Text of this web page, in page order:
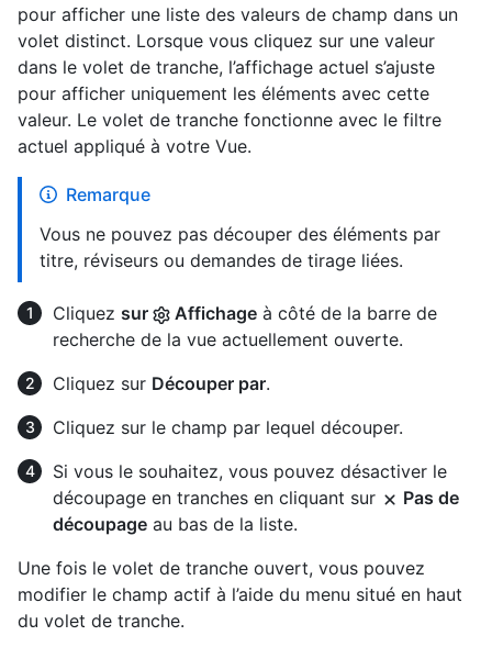
pour afficher une liste des valeurs de champ dans un
volet distinct. Lorsque vous cliquez sur une valeur
dans le volet de tranche, l’affichage actuel s’ajuste
pour afficher uniquement les éléments avec cette
valeur. Le volet de tranche fonctionne avec le filtre
actuel appliqué à votre Vue.
Remarque
Vous ne pouvez pas découper des éléments par
titre, réviseurs ou demandes de tirage liées.
Cliquez sur Affichage à côté de la barre de
recherche de la vue actuellement ouverte.
Cliquez sur Découper par.
Cliquez sur le champ par lequel découper.
Si vous le souhaitez, vous pouvez désactiver le
découpage en tranches en cliquant sur
Pas de
découpage au bas de la liste.
Une fois le volet de tranche ouvert, vous pouvez
modifier le champ actif à l’aide du menu situé en haut
du volet de tranche.